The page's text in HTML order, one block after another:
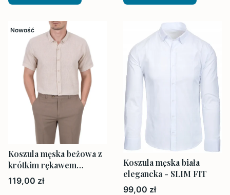
Nowość
Koszula męska beżowa z
krótkim rękawem
bawełniana
Cena
119,00 zł
Koszula męska biała
elegancka - SLIM FIT
Cena
99,00 zł